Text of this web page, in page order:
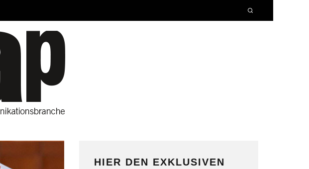
HIER DEN EXKLUSIVEN